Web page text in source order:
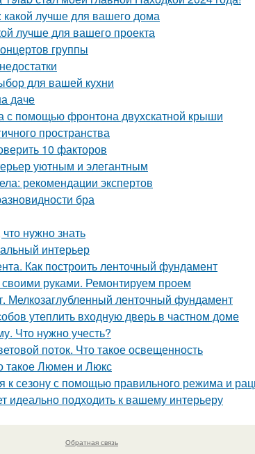
лучше для вашего дома
лучше для вашего проекта
группы
для вашей кухни
даче
с помощью фронтона двухскатной крыши
пространства
10 факторов
уютным и элегантным
рекомендации экспертов
бра
нужно знать
интерьер
Как построить ленточный фундамент
руками. Ремонтируем проем
ленточный фундамент
утеплить входную дверь в частном доме
Что нужно учесть?
поток. Что такое освещенность
такое Люмен и Люкс
к сезону с помощью правильного режима и
идеально подходить к вашему интерьеру
Обратная связь